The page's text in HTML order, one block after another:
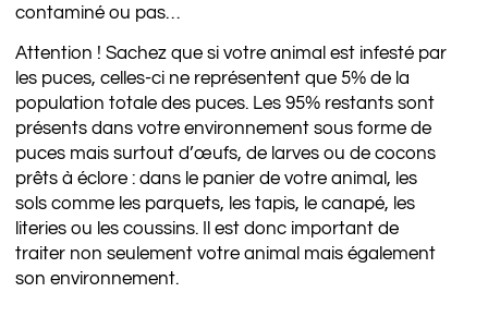
contaminé ou pas…
Attention ! Sachez que si votre animal est infesté par
les puces, celles-ci ne représentent que 5% de la
population totale des puces. Les 95% restants sont
présents dans votre environnement sous forme de
puces mais surtout d’œufs, de larves ou de cocons
prêts à éclore : dans le panier de votre animal, les
sols comme les parquets, les tapis, le canapé, les
literies ou les coussins. Il est donc important de
traiter non seulement votre animal mais également
son environnement.